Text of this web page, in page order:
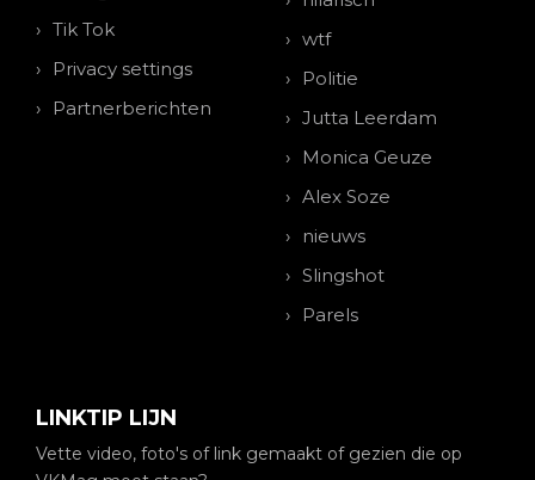
Tik Tok
Privacy settings
Partnerberichten
wtf
Politie
Jutta Leerdam
Monica Geuze
Alex Soze
nieuws
Slingshot
Parels
LINKTIP LIJN
Vette video, foto's of link gemaakt of gezien die op